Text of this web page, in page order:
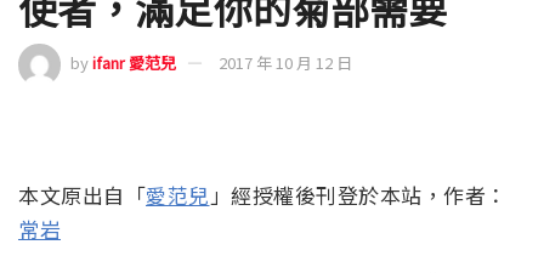
byifanr 愛范兒 2017 年 10 月 12 日
本文原出自「愛范兒」經授權後刊登於本站，作者：
常岩